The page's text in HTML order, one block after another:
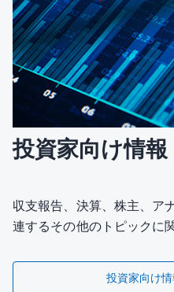
投資家向け情報
収支報告、決算、株主、ア
連するその他のトピックに
投資家向け